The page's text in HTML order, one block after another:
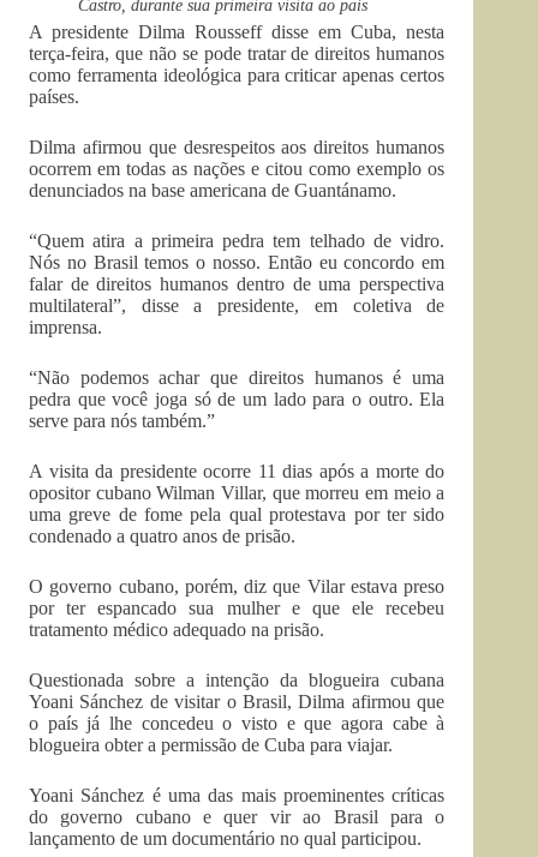
Castro, durante sua primeira visita ao país
A presidente Dilma Rousseff disse em Cuba, nesta
terça-feira, que não se pode tratar de direitos humanos
como ferramenta ideológica para criticar apenas certos
países.
Dilma afirmou que desrespeitos aos direitos humanos
ocorrem em todas as nações e citou como exemplo os
denunciados na base americana de Guantánamo.
“Quem atira a primeira pedra tem telhado de vidro.
Nós no Brasil temos o nosso. Então eu concordo em
falar de direitos humanos dentro de uma perspectiva
multilateral”, disse a presidente, em coletiva de
imprensa.
“Não podemos achar que direitos humanos é uma
pedra que você joga só de um lado para o outro. Ela
serve para nós também.”
A visita da presidente ocorre 11 dias após a morte do
opositor cubano Wilman Villar, que morreu em meio a
uma greve de fome pela qual protestava por ter sido
condenado a quatro anos de prisão.
O governo cubano, porém, diz que Vilar estava preso
por ter espancado sua mulher e que ele recebeu
tratamento médico adequado na prisão.
Questionada sobre a intenção da blogueira cubana
Yoani Sánchez de visitar o Brasil, Dilma afirmou que
o país já lhe concedeu o visto e que agora cabe à
blogueira obter a permissão de Cuba para viajar.
Yoani Sánchez é uma das mais proeminentes críticas
do governo cubano e quer vir ao Brasil para o
lançamento de um documentário no qual participou.